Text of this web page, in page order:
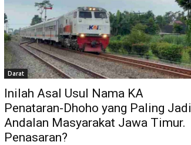
Darat
Inilah Asal Usul Nama KA
Penataran-Dhoho yang Paling Jadi
Andalan Masyarakat Jawa Timur.
Penasaran?